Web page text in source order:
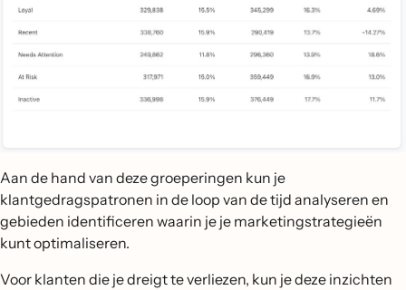
Aan de hand van deze groeperingen kun je
klantgedragspatronen in de loop van de tijd analyseren en
gebieden identificeren waarin je je marketingstrategieën
kunt optimaliseren.
Voor klanten die je dreigt te verliezen, kun je deze inzichten